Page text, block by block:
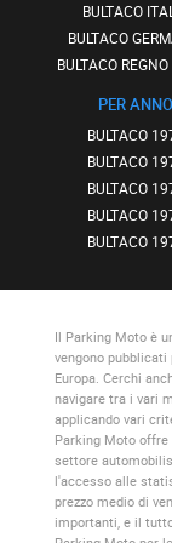
BULTACO
BULTACO
BULTACO
PER ANNO
BULTACO
BULTACO
BULTACO
BULTACO
BULTACO
Il Parking Motoè
vengono
Europa. Cerchi
navigare tra i vari
applicando vari
Parking Motooffre
settore
l'accesso alle
prezzo medio di
importanti, e il